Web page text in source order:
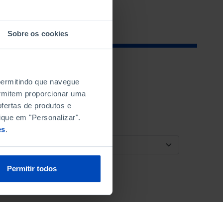
Sobre os cookies
que navegue
proporcionar uma
de produtos e
em "Personalizar".
.
Permitir todos
ORDENAR POR